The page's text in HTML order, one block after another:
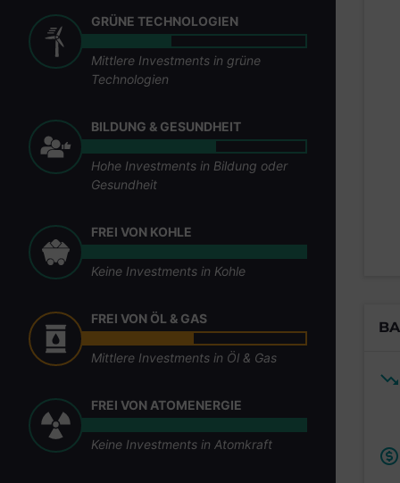
GRÜNE TECHNOLOGIEN
Mittlere Investments in grüne
Technologien
BILDUNG & GESUNDHEIT
Hohe Investments in Bildung oder
Gesundheit
FREI VON KOHLE
Keine Investments in Kohle
FREI VON ÖL & GAS
Mittlere Investments in Öl & Gas
FREI VON ATOMENERGIE
Keine Investments in Atomkraft